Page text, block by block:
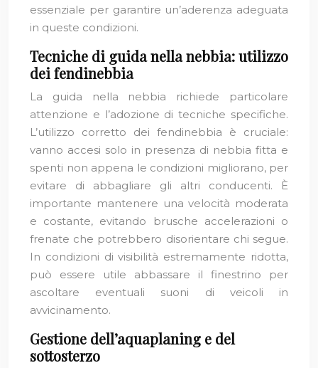
essenziale per garantire un’aderenza adeguata
in queste condizioni.
Tecniche di guida nella nebbia: utilizzo
dei fendinebbia
La guida nella nebbia richiede particolare
attenzione e l’adozione di tecniche specifiche.
L’utilizzo corretto dei fendinebbia è cruciale:
vanno accesi solo in presenza di nebbia fitta e
spenti non appena le condizioni migliorano, per
evitare di abbagliare gli altri conducenti. È
importante mantenere una velocità moderata
e costante, evitando brusche accelerazioni o
frenate che potrebbero disorientare chi segue.
In condizioni di visibilità estremamente ridotta,
può essere utile abbassare il finestrino per
ascoltare eventuali suoni di veicoli in
avvicinamento.
Gestione dell’aquaplaning e del
sottosterzo